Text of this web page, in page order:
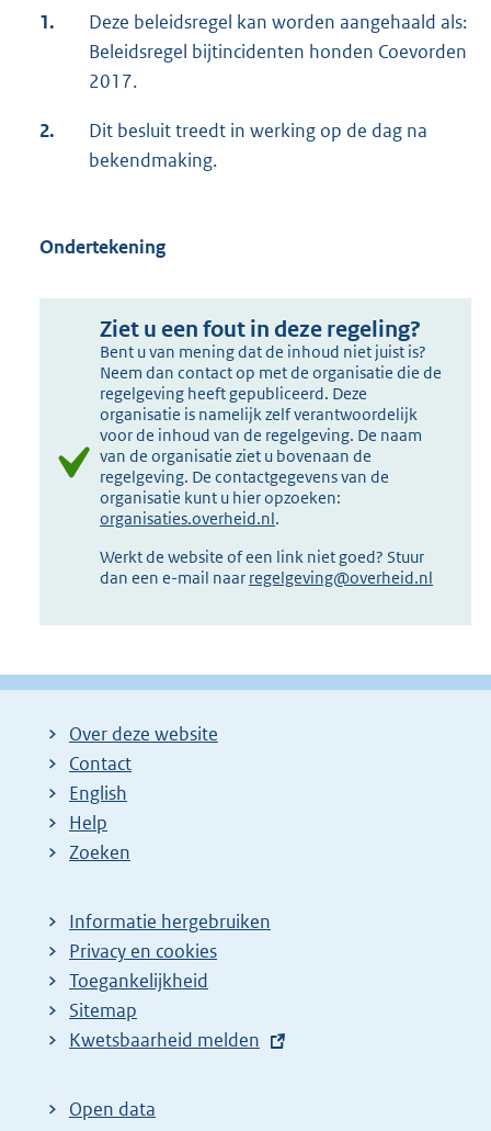
1.
Deze beleidsregel kan worden aangehaald als:
Beleidsregel bijtincidenten honden Coevorden
2017.
2.
Dit besluit treedt in werking op de dag na
bekendmaking.
Ondertekening
Ziet u een fout in deze regeling?
Bent u van mening dat de inhoud niet juist is?
Neem dan contact op met de organisatie die de
regelgeving heeft gepubliceerd. Deze
organisatie is namelijk zelf verantwoordelijk
voor de inhoud van de regelgeving. De naam
van de organisatie ziet u bovenaan de
regelgeving. De contactgegevens van de
organisatie kunt u hier opzoeken:
organisaties.overheid.nl.
Werkt de website of een link niet goed? Stuur
dan een e-mail naar regelgeving@overheid.nl
Over deze website
Contact
English
Help
Zoeken
Informatie hergebruiken
Privacy en cookies
Toegankelijkheid
Sitemap
E
t
Kwetsbaarheid melden
Open data